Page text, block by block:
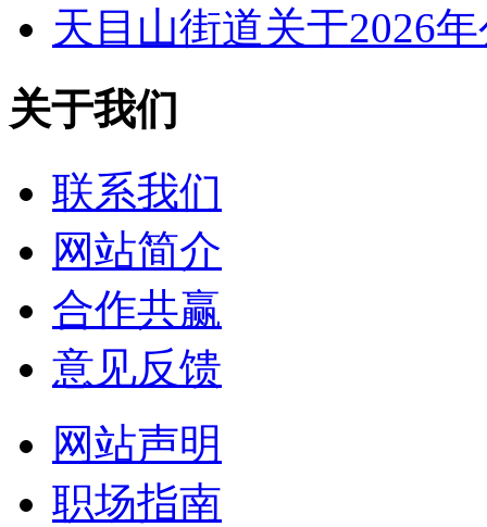
天目山街道关于2026
关于我们
联系我们
网站简介
合作共赢
意见反馈
网站声明
职场指南